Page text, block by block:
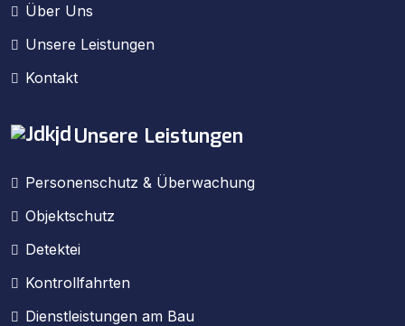
Über Uns
Unsere Leistungen
Kontakt
Unsere Leistungen
Personenschutz & Überwachung
Objektschutz
Detektei
Kontrollfahrten
Dienstleistungen am Bau